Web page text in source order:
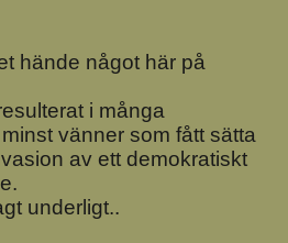
hände något här på
i många
vänner som fått sätta
av ett demokratiskt
underligt..